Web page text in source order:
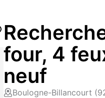
four, 4
neuf
Boulogne-Billancourt